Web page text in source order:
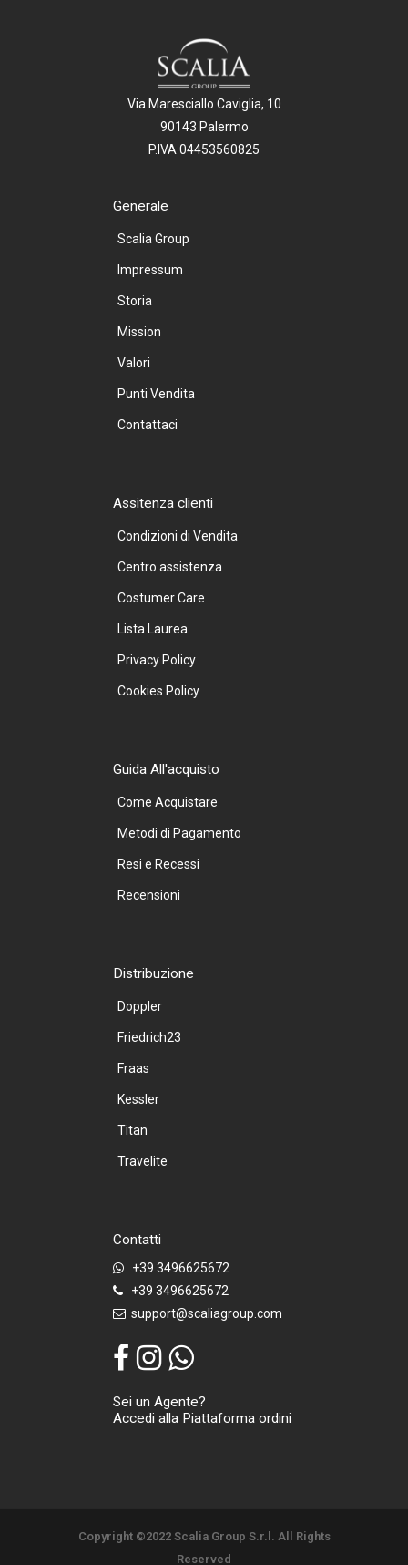
Via Maresciallo Caviglia, 10
90143 Palermo
P.IVA 04453560825
Generale
Scalia Group
Impressum
Storia
Mission
Valori
Punti Vendita
Contattaci
Assitenza clienti
Condizioni di Vendita
Centro assistenza
Costumer Care
Lista Laurea
Privacy Policy
Cookies Policy
Guida All'acquisto
Come Acquistare
Metodi di Pagamento
Resi e Recessi
Recensioni
Distribuzione
Doppler
Friedrich23
Fraas
Kessler
Titan
Travelite
Contatti
+39 3496625672
+39 3496625672
support@scaliagroup.com
Sei un Agente?
Accedi alla Piattaforma ordini
Copyright ©2022 Scalia Group S.r.l. All Rights
Reserved